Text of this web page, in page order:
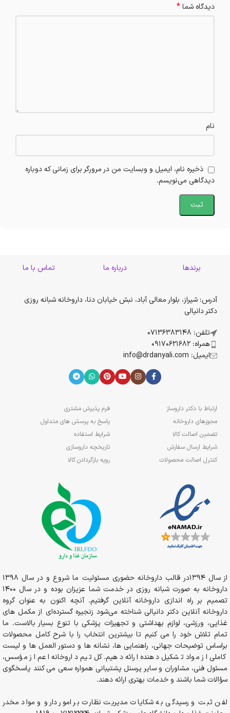
دیدگاه شما*
نام
ذخیره نام، ایمیل و وبسایت من در مرورگر برای زمانی که دوباره
دیدگاهی می‌نویسم.
برندها درباره ما تماس با ما
آدرس: شیراز، بلوار معالی آباد، نبش خیابان دنا، داروخانه شبانه روزی
دکتر دانیالی
تلفن: 07136383148
همراه: 09170621682
ایمیل: info@drdanyali.com
ارتباط با دکتر داروساز
مجوزهای داروخانه
تضمین اصالت کالا
شرایط ارسال سفارش
کنترل اصالت محصولات
فرم پذیرش مشتری
پاسخ به پرسش های متداول
شرایط استفاده
تاریخچه داروسازی
رویه بازگردادن کالا
از سال 1394در قالب داروخانه حضوری مسئولیت ما شروع و در سال 1398
داروخانه به صورت شبانه روزی در خدمت شما عزیزان بوده و در سال 1400
تصمیم بر راه اندازی داروخانه آنلاین گرفتیم. آنچه اکنون به عنوان گروه
داروخانه آنلاین دکتر دانیالی شناخته می‌شود زنجیره گسترده‌ای از مکمل های
غذایی، ورزشی، لوازم بهداشتی و تجهیزات پزشکی با تنوع بسیار بالاست. ما
تمام تلاش خود را می کنیم تا بیشترین انتخاب را با شرح کامل محصولات
براساس توضیحات جهانی، راهنمایی ها، نشانه ها و دستور العمل ها و لیست
کاملی از مواد تشکیل دهنده ارائه دهیم. کل تیم داروخانه اعم از مؤسس،
مسئول فنی، مشاوران و سایر پرسنل پشتیبانی همواره سعی می کنند پاسخگوی
سؤالات شما باشند و خدمات بهتری ارائه دهند.
لفن ثبت و رسیدگی به شکایات مدیریت نظارت بر امور دارو و مواد مخدر